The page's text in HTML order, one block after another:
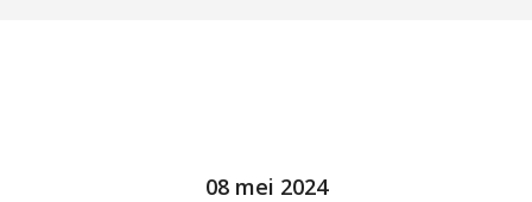
08 mei 2024